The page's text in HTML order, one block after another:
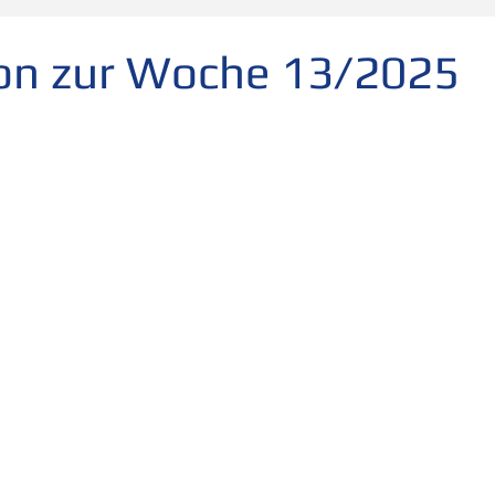
zur Woche 13/2025